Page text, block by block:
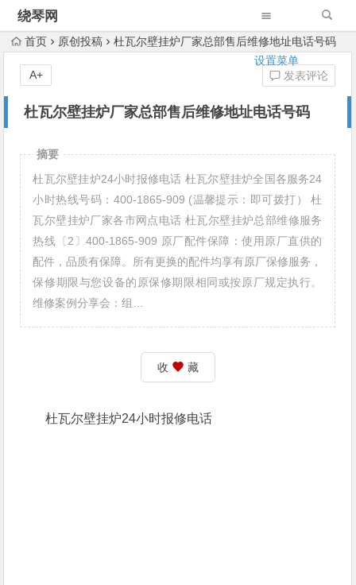
绕琴网
设置菜单
首页 原创投稿 杜瓦尔壁挂炉厂家总部售后维修地址电话号码
杜瓦尔壁挂炉厂家总部售后维修地址电话号码
发表评论
A+
摘要
杜瓦尔壁挂炉24小时报修电话 杜瓦尔壁挂炉全国各服务24
小时热线号码：400-1865-909 (温馨提示：即可拨打） 杜
瓦尔壁挂炉厂家各市网点电话 杜瓦尔壁挂炉总部维修服务
热线〔2〕400-1865-909 原厂配件保障：使用原厂直供的
配件，品质有保障。所有更换的配件均享有原厂保修服务，
保修期限与您设备的原保修期限相同或按原厂规定执行。
维修案例分享会：组…
收 藏
杜瓦尔壁挂炉24小时报修电话